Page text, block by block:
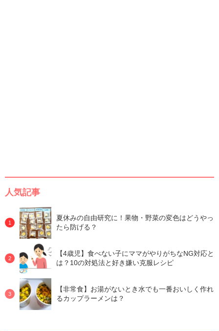
人気記事
夏休みの自由研究に！果物・野菜の変色はどうやっ
たら防げる？
【4歳児】食べない子にママがやりがちなNG対応と
は？10の対処法と好き嫌い克服レシピ
【非常食】お湯がないとき水でも一番おいしく作れ
るカップラーメンは？